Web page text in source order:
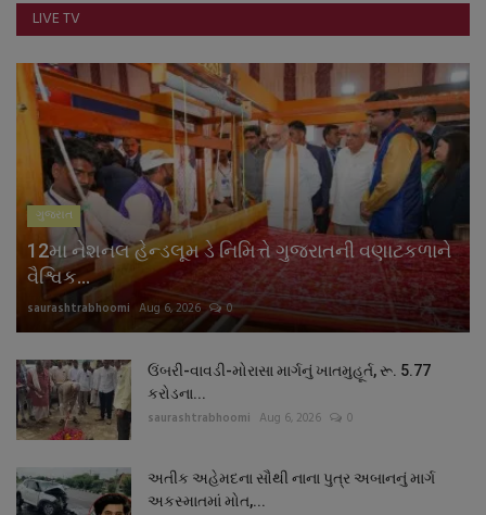
LIVE TV
ગુજરાત
12મા નેશનલ હેન્ડલૂમ ડે નિમિત્તે ગુજરાતની વણાટકળાને
વૈશ્વિક...
saurashtrabhoomi Aug 6, 2026 0
ઉંબરી-વાવડી-મોરાસા માર્ગનું ખાતમુહૂર્ત, રૂ. 5.77
કરોડના...
saurashtrabhoomi Aug 6, 2026 0
અતીક અહેમદના સૌથી નાના પુત્ર અબાનનું માર્ગ
અકસ્માતમાં મોત,...